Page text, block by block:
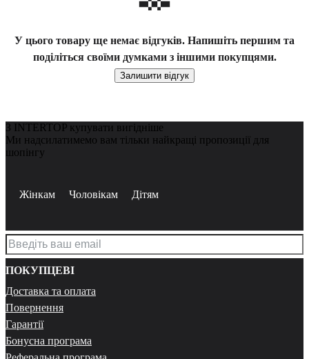
У цього товару ще немає відгуків. Напишіть першим та
поділіться своїми думками з іншими покупцями.
Залишити відгук
З INTERTOP купувати вигідніше
Ми надсилатимемо вам тільки найкращі пропозиції для
шопінгу
Жінкам Чоловікам Дітям
ПОКУПЦЕВІ
Доставка та оплата
Повернення
Гарантії
Бонусна програма